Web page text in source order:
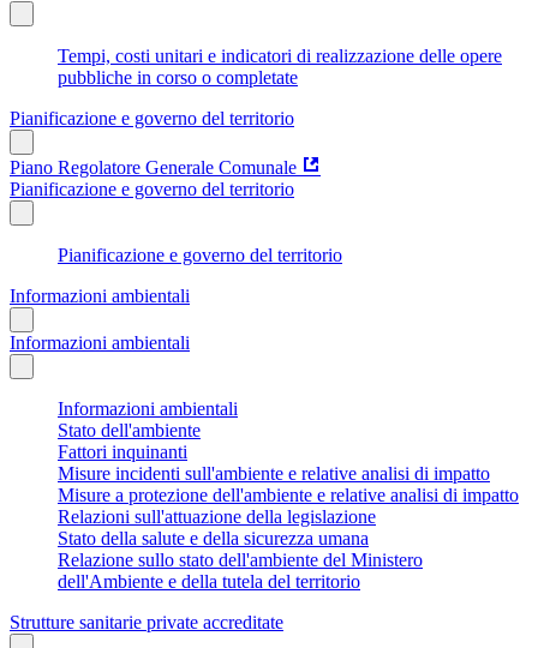
Tempi, costi unitari e indicatori di realizzazione delle opere
pubbliche in corso o completate
Pianificazione e governo del territorio
Piano Regolatore Generale Comunale
Pianificazione e governo del territorio
Pianificazione e governo del territorio
Informazioni ambientali
Informazioni ambientali
Informazioni ambientali
Stato dell'ambiente
Fattori inquinanti
Misure incidenti sull'ambiente e relative analisi di impatto
Misure a protezione dell'ambiente e relative analisi di impatto
Relazioni sull'attuazione della legislazione
Stato della salute e della sicurezza umana
Relazione sullo stato dell'ambiente del Ministero
dell'Ambiente e della tutela del territorio
Strutture sanitarie private accreditate